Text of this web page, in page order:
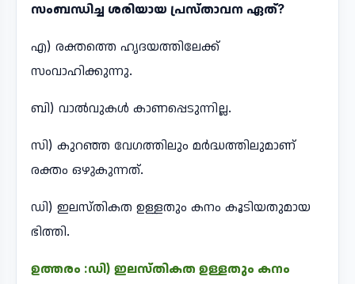
സംബന്ധിച്ച ശരിയായ പ്രസ്താവന ഏത്?
എ) രക്തത്തെ ഹൃദയത്തിലേക്ക്
സംവാഹിക്കുന്നു.
ബി) വാൽവുകൾ കാണപ്പെടുന്നില്ല.
സി) കുറഞ്ഞ വേഗത്തിലും മർദ്ധത്തിലുമാണ്
രക്തം ഒഴുകുന്നത്.
ഡി) ഇലസ്തികത ഉള്ളതും കനം കൂടിയതുമായ
ഭിത്തി.
ഉത്തരം :ഡി) ഇലസ്തികത ഉള്ളതും കനം